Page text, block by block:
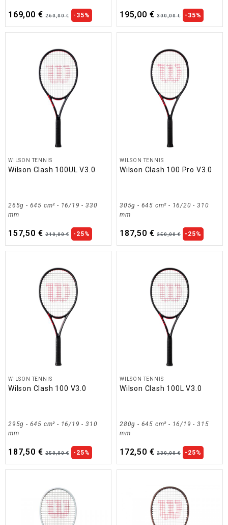
169,00 € 260,00 € -35% 195,00 € 300,00 € -35%
WILSON TENNIS
Wilson Clash 100UL V3.0
265g - 645 cm² - 16/19 - 330
mm
157,50 € 210,00 € -25%
WILSON TENNIS
Wilson Clash 100 Pro V3.0
305g - 645 cm² - 16/20 - 310
mm
187,50 € 250,00 € -25%
WILSON TENNIS
Wilson Clash 100 V3.0
295g - 645 cm² - 16/19 - 310
mm
187,50 € 250,00 € -25%
WILSON TENNIS
Wilson Clash 100L V3.0
280g - 645 cm² - 16/19 - 315
mm
172,50 € 230,00 € -25%